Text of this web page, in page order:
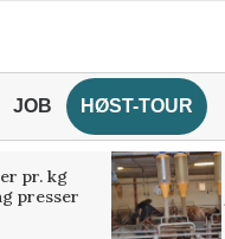
JOB HØST-TOUR
pr. kg
presser